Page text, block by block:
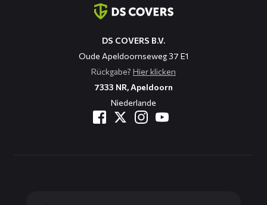
DS COVERS B.V.
Oude Apeldoornseweg 37 E1
Rückgabe? Hier klicken
7333 NR, Apeldoorn
Niederlande